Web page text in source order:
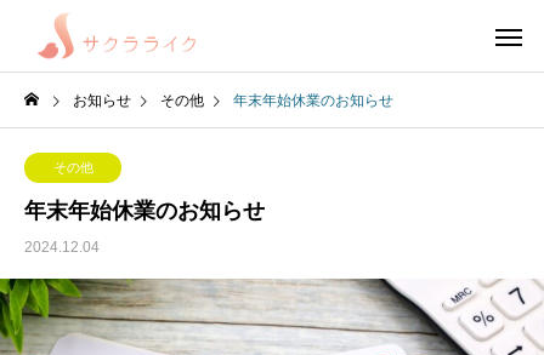
お知らせ その他 年末年始休業のお知らせ
その他
年末年始休業のお知らせ
2024.12.04